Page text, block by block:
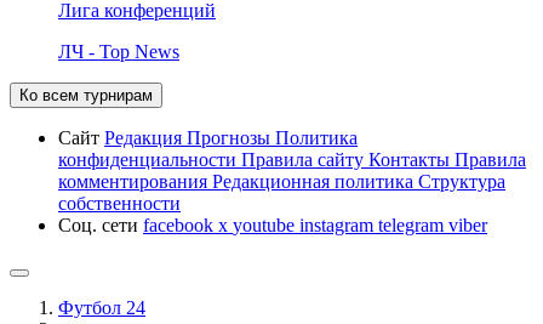
Лига конференций
ЛЧ - Top News
Ко всем турнирам
Сайт Редакция Прогнозы Политика
конфиденциальности Правила сайту Контакты Правила
комментирования Редакционная политика Структура
собственности
Соц. сети facebook x youtube instagram telegram viber
Футбол 24